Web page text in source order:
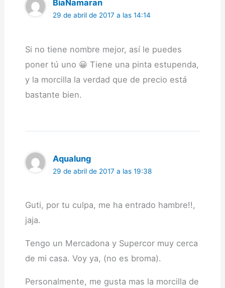
BiaNamaran
29 de abril de 2017 a las 14:14
Si no tiene nombre mejor, así le puedes
poner tú uno 😀 Tiene una pinta estupenda,
y la morcilla la verdad que de precio está
bastante bien.
Aqualung
29 de abril de 2017 a las 19:38
Guti, por tu culpa, me ha entrado hambre!!,
jaja.
Tengo un Mercadona y Supercor muy cerca
de mi casa. Voy ya, (no es broma).
Personalmente, me gusta mas la morcilla de